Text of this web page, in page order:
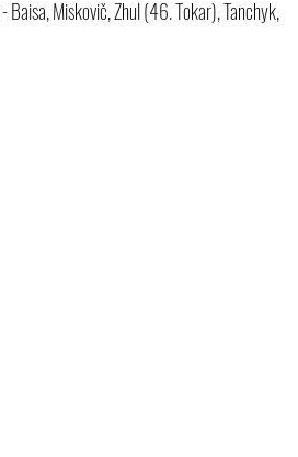
Miskovič, Zhul (46. Tokar), Tanchyk,